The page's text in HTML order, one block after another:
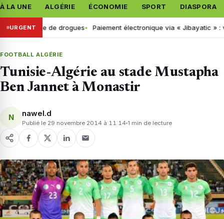
À LA UNE ALGÉRIE ÉCONOMIE SPORT DIASPORA
URGENTde drogues Paiement électronique via « Jibayatic » :
FOOTBALL ALGÉRIE
Tunisie-Algérie au stade Mustapha
Ben Jannet à Monastir
N nawel.d
Publié le 29 novembre 2014 à 11:14 1 min de lecture